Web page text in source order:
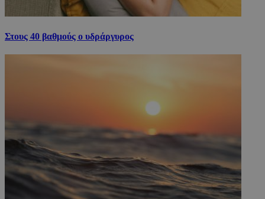
Στους 40 βαθμούς ο υδράργυρος